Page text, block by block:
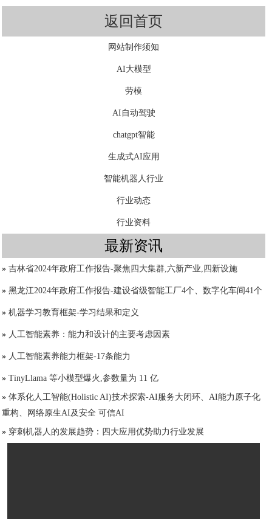
返回首页
网站制作须知
AI大模型
劳模
AI自动驾驶
chatgpt智能
生成式AI应用
智能机器人行业
行业动态
行业资料
最新资讯
» 吉林省2024年政府工作报告-聚焦四大集群,六新产业,四新设施
» 黑龙江2024年政府工作报告-建设省级智能工厂4个、数字化车间41个
» 机器学习教育框架-学习结果和定义
» 人工智能素养：能力和设计的主要考虑因素
» 人工智能素养能力框架-17条能力
» TinyLlama 等小模型爆火,参数量为 11 亿
» 体系化人工智能(Holistic AI)技术探索-AI服务大闭环、AI能力原子化
重构、网络原生AI及安全 可信AI
» 穿刺机器人的发展趋势：四大应用优势助力行业发展